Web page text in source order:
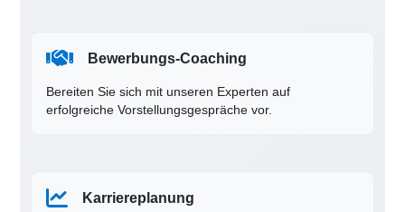
Bewerbungs-Coaching
Bereiten Sie sich mit unseren Experten auf
erfolgreiche Vorstellungsgespräche vor.
Karriereplanung